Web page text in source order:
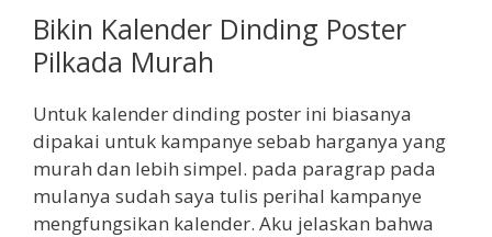
Bikin Kalender Dinding Poster
Pilkada Murah
Untuk kalender dinding poster ini biasanya
dipakai untuk kampanye sebab harganya yang
murah dan lebih simpel. pada paragrap pada
mulanya sudah saya tulis perihal kampanye
mengfungsikan kalender. Aku jelaskan bahwa